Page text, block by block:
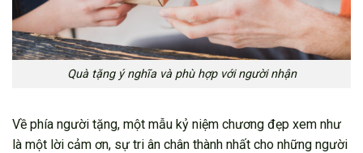
Quà tặng ý nghĩa và phù hợp với người nhận
Về phía người tặng, một mẫu kỷ niệm chương đẹp xem như
là một lời cảm ơn, sự tri ân chân thành nhất cho những người